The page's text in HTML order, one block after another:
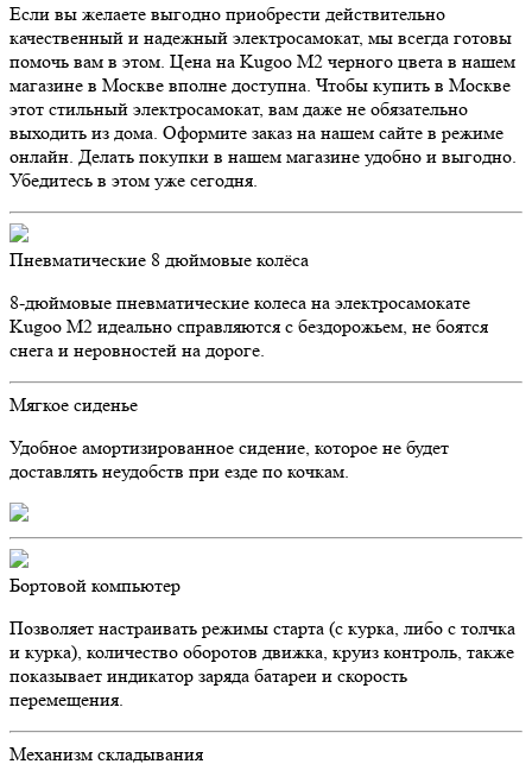
Если вы желаете выгодно приобрести действительно
качественный и надежный электросамокат, мы всегда готовы
помочь вам в этом. Цена на Kugoo M2 черного цвета в нашем
магазине в Москве вполне доступна. Чтобы купить в Москве
этот стильный электросамокат, вам даже не обязательно
выходить из дома. Оформите заказ на нашем сайте в режиме
онлайн. Делать покупки в нашем магазине удобно и выгодно.
Убедитесь в этом уже сегодня.
Пневматические 8 дюймовые колёса
8-дюймовые пневматические колеса на электросамокате
Kugoo M2 идеально справляются с бездорожьем, не боятся
снега и неровностей на дороге.
Мягкое сиденье
Удобное амортизированное сидение, которое не будет
доставлять неудобств при езде по кочкам.
Бортовой компьютер
Позволяет настраивать режимы старта (с курка, либо с толчка
и курка), количество оборотов движка, круиз контроль, также
показывает индикатор заряда батареи и скорость
перемещения.
Механизм складывания